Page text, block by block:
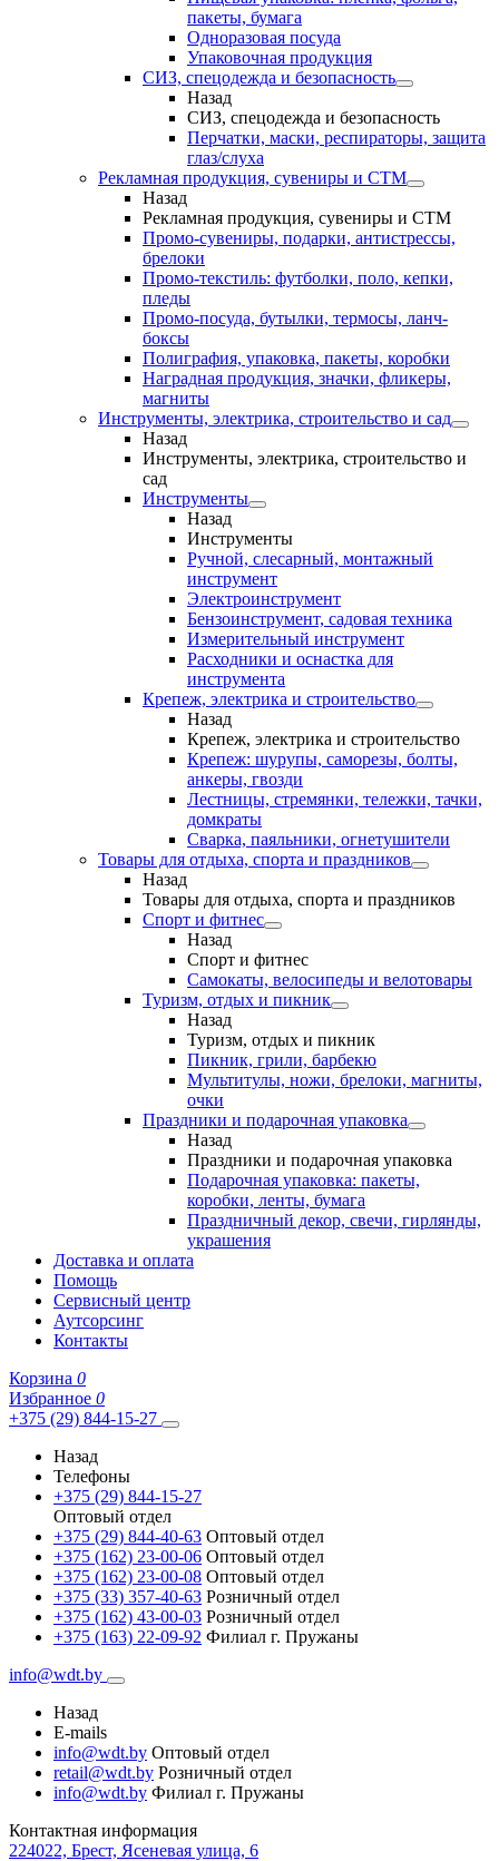
пакеты, бумага
Одноразовая посуда
Упаковочная продукция
СИЗ, спецодежда и безопасность
Назад
СИЗ, спецодежда и безопасность
Перчатки, маски, респираторы, защита
глаз/слуха
Рекламная продукция, сувениры и СТМ
Назад
Рекламная продукция, сувениры и СТМ
Промо-сувениры, подарки, антистрессы,
брелоки
Промо-текстиль: футболки, поло, кепки,
пледы
Промо-посуда, бутылки, термосы, ланч-
боксы
Полиграфия, упаковка, пакеты, коробки
Наградная продукция, значки, фликеры,
магниты
Инструменты, электрика, строительство и сад
Назад
Инструменты, электрика, строительство и
сад
Инструменты
Назад
Инструменты
Ручной, слесарный, монтажный
инструмент
Электроинструмент
Бензоинструмент, садовая техника
Измерительный инструмент
Расходники и оснастка для
инструмента
Крепеж, электрика и строительство
Назад
Крепеж, электрика и строительство
Крепеж: шурупы, саморезы, болты,
анкеры, гвозди
Лестницы, стремянки, тележки, тачки,
домкраты
Сварка, паяльники, огнетушители
Товары для отдыха, спорта и праздников
Назад
Товары для отдыха, спорта и праздников
Спорт и фитнес
Назад
Спорт и фитнес
Самокаты, велосипеды и велотовары
Туризм, отдых и пикник
Назад
Туризм, отдых и пикник
Пикник, грили, барбекю
Мультитулы, ножи, брелоки, магниты,
очки
Праздники и подарочная упаковка
Назад
Праздники и подарочная упаковка
Подарочная упаковка: пакеты,
коробки, ленты, бумага
Праздничный декор, свечи, гирлянды,
украшения
Доставка и оплата
Помощь
Сервисный центр
Аутсорсинг
Контакты
Корзина 0
Избранное 0
+375 (29) 844-15-27
Назад
Телефоны
+375 (29) 844-15-27
Оптовый отдел
+375 (29) 844-40-63 Оптовый отдел
+375 (162) 23-00-06 Оптовый отдел
+375 (162) 23-00-08 Оптовый отдел
+375 (33) 357-40-63 Розничный отдел
+375 (162) 43-00-03 Розничный отдел
+375 (163) 22-09-92 Филиал г. Пружаны
info@wdt.by
Назад
E-mails
info@wdt.by Оптовый отдел
retail@wdt.by Розничный отдел
info@wdt.by Филиал г. Пружаны
Контактная информация
224022, Брест, Ясеневая улица, 6